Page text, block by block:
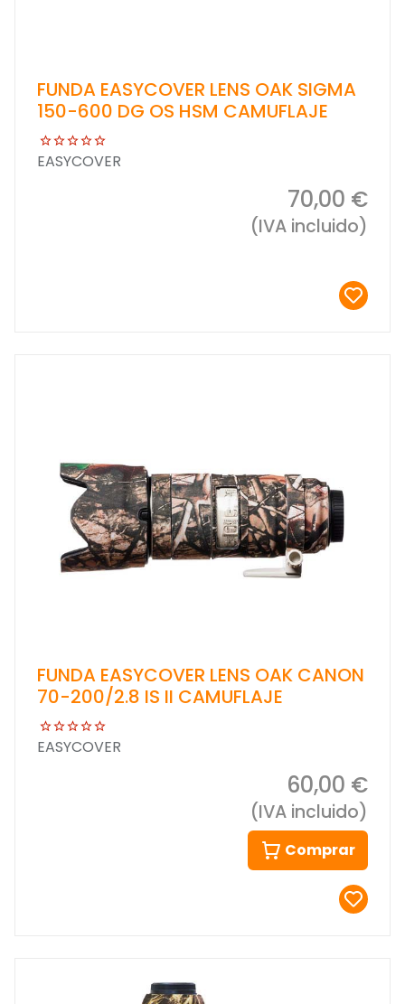
FUNDA EASYCOVER LENS OAK SIGMA
150-600 DG OS HSM CAMUFLAJE
EASYCOVER
70,00 €
(IVA incluido)
FUNDA EASYCOVER LENS OAK CANON
70-200/2.8 IS II CAMUFLAJE
EASYCOVER
60,00 €
(IVA incluido)
Comprar